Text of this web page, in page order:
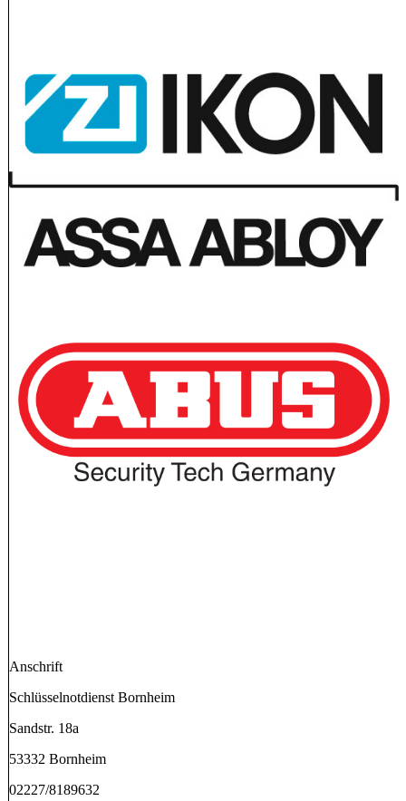
Anschrift
Schlüsselnotdienst Bornheim
Sandstr. 18a
53332 Bornheim
02227/8189632